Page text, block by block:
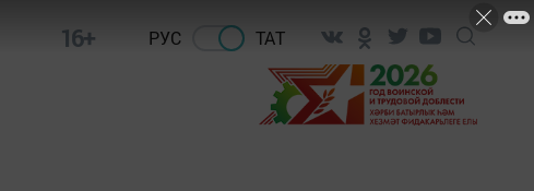
16+ РУС ТАТ